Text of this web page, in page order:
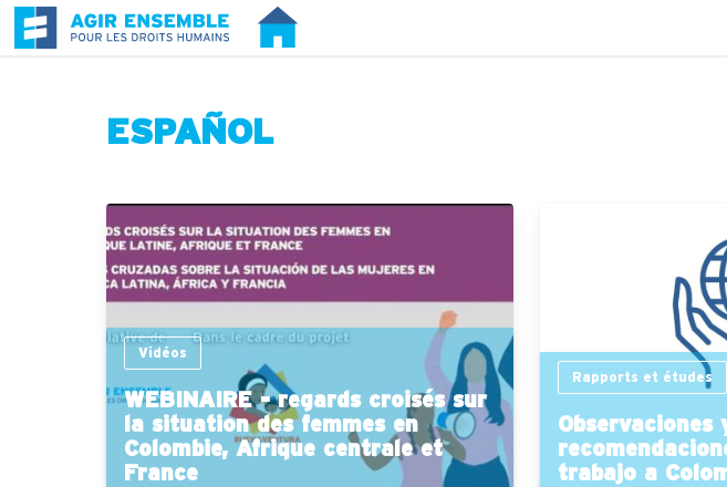
ESPAÑOL
Vidéos
WEBINAIRE - regards croisés sur
la situation des femmes en
Colombie, Afrique centrale et
France
Rapports et études
Observaciones
trabajo a